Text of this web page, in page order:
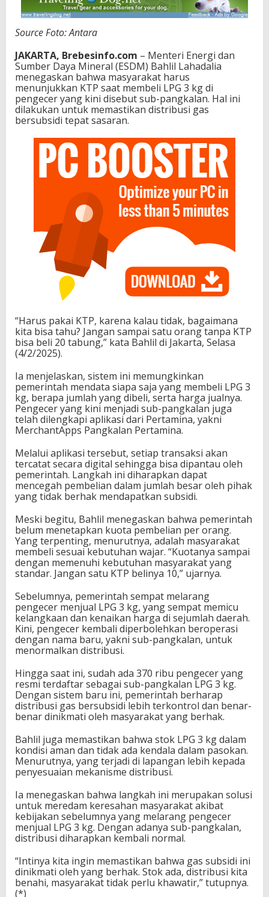
Source Foto: Antara
JAKARTA, Brebesinfo.com – Menteri Energi dan
Sumber Daya Mineral (ESDM) Bahlil Lahadalia
menegaskan bahwa masyarakat harus
menunjukkan KTP saat membeli LPG 3 kg di
pengecer yang kini disebut sub-pangkalan. Hal ini
dilakukan untuk memastikan distribusi gas
bersubsidi tepat sasaran.
“Harus pakai KTP, karena kalau tidak, bagaimana
kita bisa tahu? Jangan sampai satu orang tanpa KTP
bisa beli 20 tabung,” kata Bahlil di Jakarta, Selasa
(4/2/2025).
Ia menjelaskan, sistem ini memungkinkan
pemerintah mendata siapa saja yang membeli LPG 3
kg, berapa jumlah yang dibeli, serta harga jualnya.
Pengecer yang kini menjadi sub-pangkalan juga
telah dilengkapi aplikasi dari Pertamina, yakni
MerchantApps Pangkalan Pertamina.
Melalui aplikasi tersebut, setiap transaksi akan
tercatat secara digital sehingga bisa dipantau oleh
pemerintah. Langkah ini diharapkan dapat
mencegah pembelian dalam jumlah besar oleh pihak
yang tidak berhak mendapatkan subsidi.
Meski begitu, Bahlil menegaskan bahwa pemerintah
belum menetapkan kuota pembelian per orang.
Yang terpenting, menurutnya, adalah masyarakat
membeli sesuai kebutuhan wajar. “Kuotanya sampai
dengan memenuhi kebutuhan masyarakat yang
standar. Jangan satu KTP belinya 10,” ujarnya.
Sebelumnya, pemerintah sempat melarang
pengecer menjual LPG 3 kg, yang sempat memicu
kelangkaan dan kenaikan harga di sejumlah daerah.
Kini, pengecer kembali diperbolehkan beroperasi
dengan nama baru, yakni sub-pangkalan, untuk
menormalkan distribusi.
Hingga saat ini, sudah ada 370 ribu pengecer yang
resmi terdaftar sebagai sub-pangkalan LPG 3 kg.
Dengan sistem baru ini, pemerintah berharap
distribusi gas bersubsidi lebih terkontrol dan benar-
benar dinikmati oleh masyarakat yang berhak.
Bahlil juga memastikan bahwa stok LPG 3 kg dalam
kondisi aman dan tidak ada kendala dalam pasokan.
Menurutnya, yang terjadi di lapangan lebih kepada
penyesuaian mekanisme distribusi.
Ia menegaskan bahwa langkah ini merupakan solusi
untuk meredam keresahan masyarakat akibat
kebijakan sebelumnya yang melarang pengecer
menjual LPG 3 kg. Dengan adanya sub-pangkalan,
distribusi diharapkan kembali normal.
“Intinya kita ingin memastikan bahwa gas subsidi ini
dinikmati oleh yang berhak. Stok ada, distribusi kita
benahi, masyarakat tidak perlu khawatir,” tutupnya.
(*)